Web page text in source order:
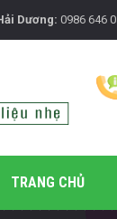
Dương: 0986 646
TRANG CHỦ